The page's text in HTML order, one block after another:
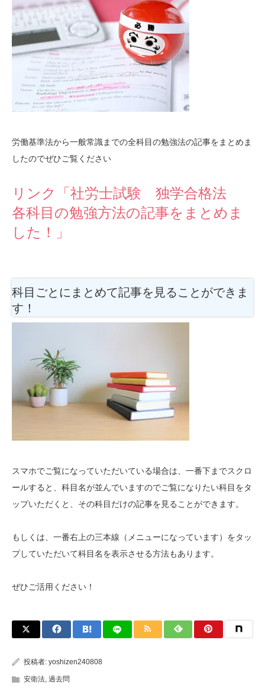
労働基準法から一般常識までの全科目の勉強法の記事をまとめま
したのでぜひご覧ください
リンク「社労士試験 独学合格法
各科目の勉強方法の記事をまとめま
した！」
科目ごとにまとめて記事を見ることができま
す！
スマホでご覧になっていただいている場合は、一番下までスクロ
ールすると、科目名が並んでいますのでご覧になりたい科目をタ
ップいただくと、その科目だけの記事を見ることができます。
もしくは、一番右上の三本線（メニューになっています）をタッ
プしていただいて科目名を表示させる方法もあります。
ぜひご活用ください！
投稿者: yoshizen240808
安衛法, 過去問